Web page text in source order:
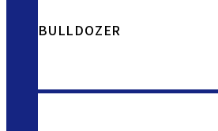
BULLDOZER